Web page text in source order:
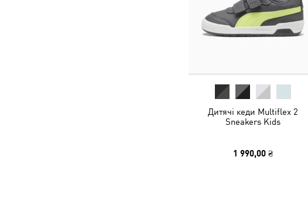
Дитячі кеди Multiflex 2
Sneakers Kids
1 990,00 ₴